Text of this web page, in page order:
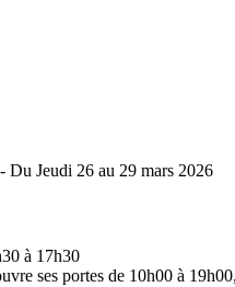
Jeudi 26 au 29 mars 2026
à 17h30
ses portes de 10h00 à